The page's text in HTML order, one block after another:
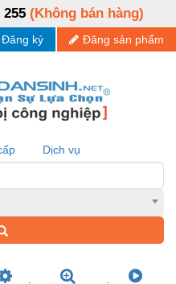
255 (Không bán hàng)
Đăng sản phẩm
Đăng ký
Dịch vụ